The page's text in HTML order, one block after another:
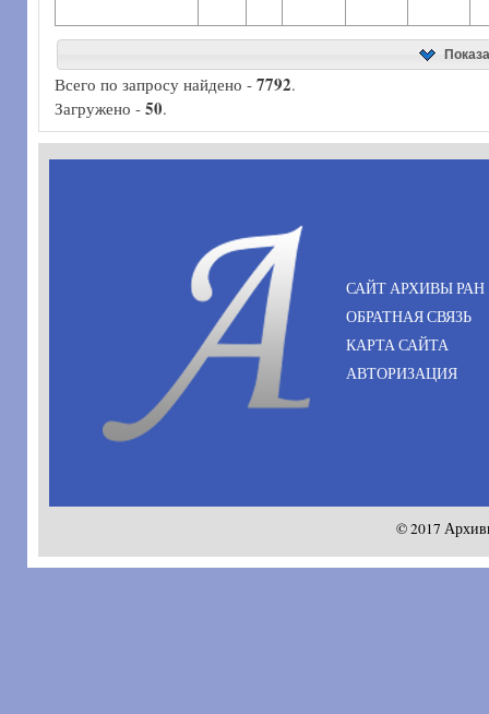
Всего по запросу найдено - 7792.
Загружено - 50.
САЙТ АРХИВЫ РАН
ОБРАТНАЯ СВЯЗЬ
КАРТА САЙТА
АВТОРИЗАЦИЯ
© 2017